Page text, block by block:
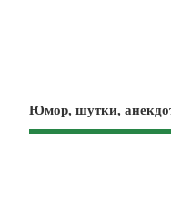
Юмор, шутки,